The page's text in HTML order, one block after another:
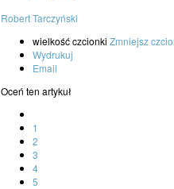
Robert Tarczyński
wielkość czcionki Zmniejsz
Wydrukuj
Email
Oceń ten artykuł
1
2
3
4
5